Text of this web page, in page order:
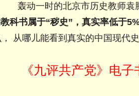
轰动一时的北京市历史教师袁
科书属于“秽史”，真实率低于
从哪儿能看到真实的中国现代
《九评共产党》电